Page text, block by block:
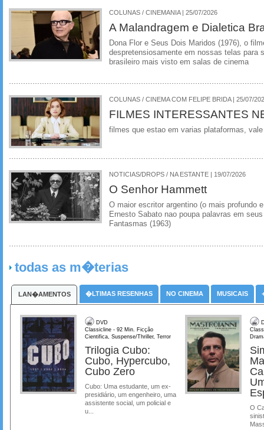
COLUNAS / CINEMANIA | 25/07/2026
A Malandragem e Dialetica
Dona Flor e Seus Dois Maridos (1976), o
despretensiosamente em nossas telas para
brasileiro mais visto em salas de cinema
COLUNAS / CINEMA COM FELIPE BRIDA | 25/07/
FILMES INTERESSANTES
filmes que estao em varias plataformas,
NOTICIAS/DROPS / NA ESTANTE | 19/07/2026
O Senhor Hammett
O maior escritor argentino (o mais profundo
Ernesto Sabato nao poupa palavras em
Fantasmas (1963)
todas as m�terias
LAN�AMENTOS �LTIMAS RESENHAS NO CINEMA MUSICAIS
DVD
Classicline - 92 Min. Ficção
Cientifica, Suspense/Thriller, Terror
Trilogia Cubo:
Cubo, Hypercubo,
Cubo Zero
Cubo: Uma estudante, um ex-
presidiário, um engenheiro, uma
assistente social, um policial e
u...
O